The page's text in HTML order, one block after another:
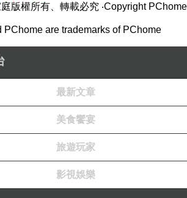
高級感！
庭版權所有、轉載必究 ‧Copyright PChome
PChome are trademarks of PChome
最新文章
美食饗宴
旅遊玩家
影視娛樂